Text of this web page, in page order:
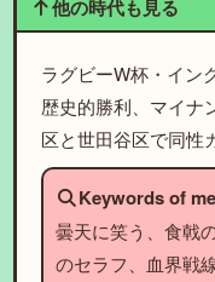
他の時代も見る
ラグビーW杯・イン
歴史的勝利、マイナ
区と世田谷区で同性
Keywords of
曇天に笑う、食戟
のセラフ、血界戦